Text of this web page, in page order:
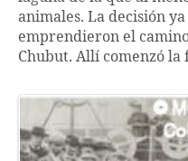
animales. La decisión
emprendieron el
Chubut. Allí comenzó la